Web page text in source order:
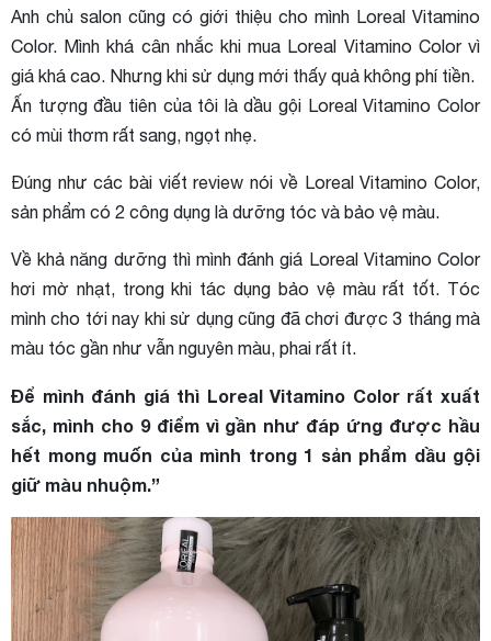
Anh chủ salon cũng có giới thiệu cho mình Loreal Vitamino
Color. Mình khá cân nhắc khi mua Loreal Vitamino Color vì
giá khá cao. Nhưng khi sử dụng mới thấy quả không phí tiền.
Ấn tượng đầu tiên của tôi là dầu gội Loreal Vitamino Color
có mùi thơm rất sang, ngọt nhẹ.
Đúng như các bài viết review nói về Loreal Vitamino Color,
sản phẩm có 2 công dụng là dưỡng tóc và bảo vệ màu.
Về khả năng dưỡng thì mình đánh giá Loreal Vitamino Color
hơi mờ nhạt, trong khi tác dụng bảo vệ màu rất tốt. Tóc
mình cho tới nay khi sử dụng cũng đã chơi được 3 tháng mà
màu tóc gần như vẫn nguyên màu, phai rất ít.
Để mình đánh giá thì Loreal Vitamino Color rất xuất
sắc, mình cho 9 điểm vì gần như đáp ứng được hầu
hết mong muốn của mình trong 1 sản phẩm dầu gội
giữ màu nhuộm.”